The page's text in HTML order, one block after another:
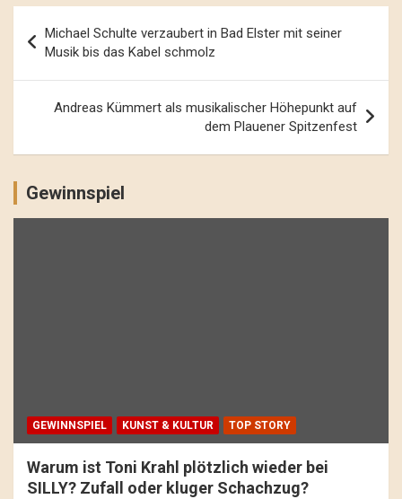
Navigation
Michael Schulte verzaubert in Bad Elster mit seiner
Musik bis das Kabel schmolz
Andreas Kümmert als musikalischer Höhepunkt auf
dem Plauener Spitzenfest
Gewinnspiel
GEWINNSPIEL KUNST & KULTUR TOP STORY
Warum ist Toni Krahl plötzlich wieder bei
SILLY? Zufall oder kluger Schachzug?